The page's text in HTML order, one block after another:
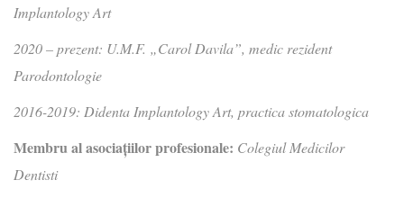
Implantology Art
2020 – prezent: U.M.F. „Carol Davila”, medic rezident
Parodontologie
2016-2019: Didenta Implantology Art, practica stomatologica
Membru al asociaţiilor profesionale: Colegiul Medicilor
Dentisti